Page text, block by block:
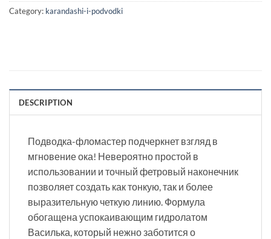
Category: karandashi-i-podvodki
DESCRIPTION
Подводка-фломастер подчеркнет взгляд в
мгновение ока! Невероятно простой в
использовании и точный фетровый наконечник
позволяет создать как тонкую, так и более
выразительную четкую линию. Формула
обогащена успокаивающим гидролатом
Василька, который нежно заботится о